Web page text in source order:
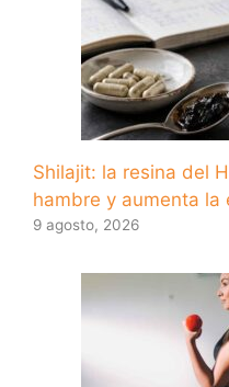
Shilajit: la resina del
hambre y aumenta la
9 agosto, 2026